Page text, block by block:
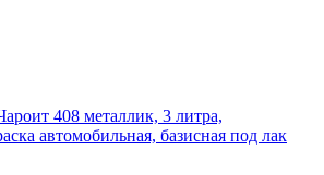
408 металлик, 3 литра,
автомобильная, базисная под лак